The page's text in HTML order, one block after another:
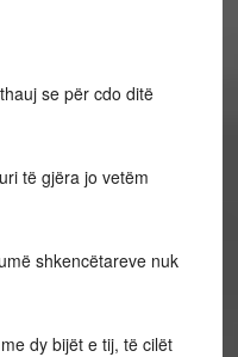
se për cdo ditë
të gjëra jo vetëm
shkencëtareve nuk
dy bijët e tij, të cilët